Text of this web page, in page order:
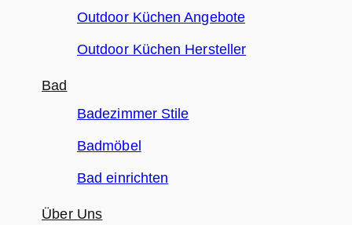
Outdoor Küchen Angebote
Outdoor Küchen Hersteller
Bad
Badezimmer Stile
Badmöbel
Bad einrichten
Über Uns